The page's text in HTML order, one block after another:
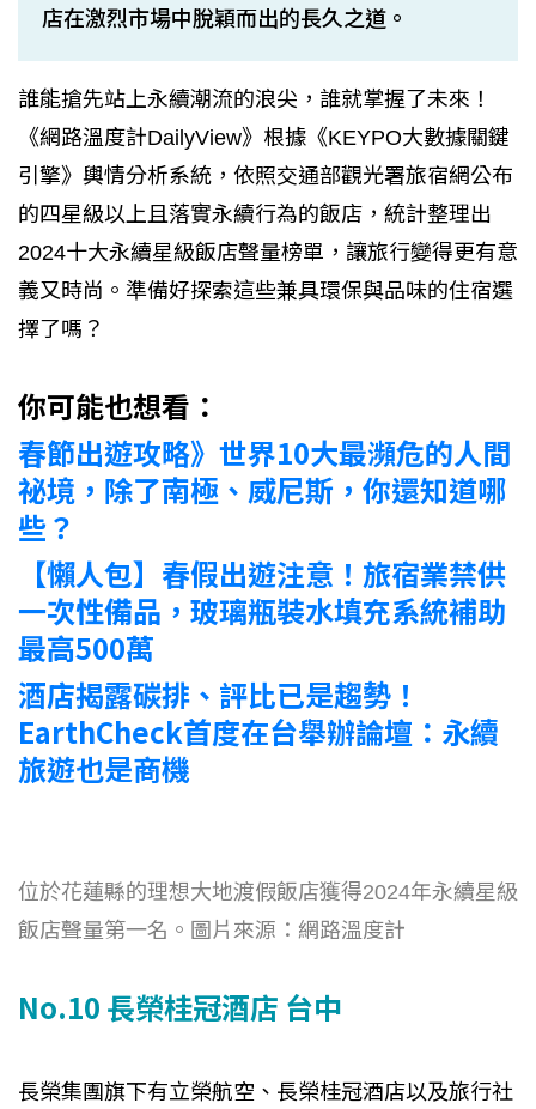
店在激烈市場中脫穎而出的長久之道。
誰能搶先站上永續潮流的浪尖，誰就掌握了未來！
《網路溫度計DailyView》根據《KEYPO大數據關鍵
引擎》輿情分析系統，依照交通部觀光署旅宿網公布
的四星級以上且落實永續行為的飯店，統計整理出
2024十大永續星級飯店聲量榜單，讓旅行變得更有意
義又時尚。準備好探索這些兼具環保與品味的住宿選
擇了嗎？
你可能也想看：
春節出遊攻略》世界10大最瀕危的人間
祕境，除了南極、威尼斯，你還知道哪
些？
【懶人包】春假出遊注意！旅宿業禁供
一次性備品，玻璃瓶裝水填充系統補助
最高500萬​
酒店揭露碳排、評比已是趨勢！
EarthCheck首度在台舉辦論壇：永續
旅遊也是商機
位於花蓮縣的理想大地渡假飯店獲得2024年永續星級
飯店聲量第一名。圖片來源：網路溫度計
No.10 長榮桂冠酒店 台中
長榮集團旗下有立榮航空、長榮桂冠酒店以及旅行社